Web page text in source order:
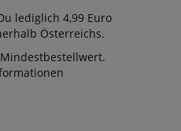
lediglich 4,99 Euro
Österreichs.